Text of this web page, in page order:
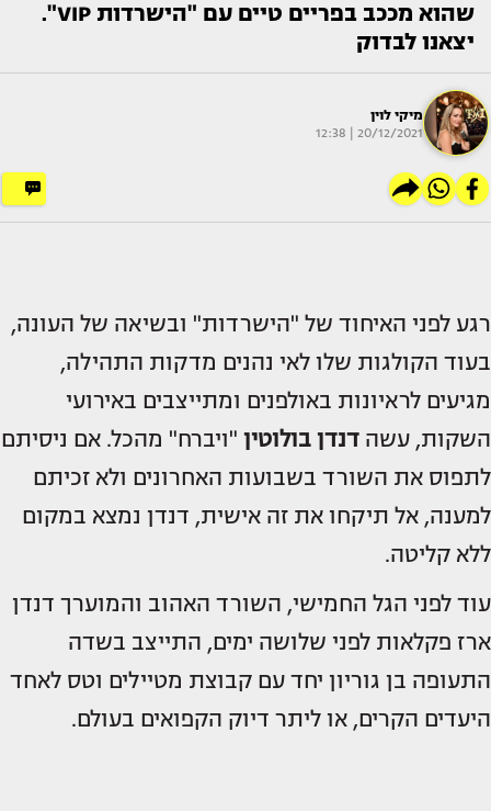
שהוא מככב בפריים טיים עם "הישרדות VIP".
יצאנו לבדוק
מיקי לוין
20/12/2021 | 12:38
רגע לפני האיחוד של "הישרדות" ובשיאה של העונה,
בעוד הקולגות שלו לאי נהנים מדקות התהילה,
מגיעים לראיונות באולפנים ומתייצבים באירועי
השקות, עשה דנדן בולוטין "ויברח" מהכל. אם ניסיתם
לתפוס את השורד בשבועות האחרונים ולא זכיתם
למענה, אל תיקחו את זה אישית, דנדן נמצא במקום
ללא קליטה.
עוד לפני הגל החמישי, השורד האהוב והמוערך דנדן
ארז פקלאות לפני שלושה ימים, התייצב בשדה
התעופה בן גוריון יחד עם קבוצת מטיילים וטס לאחד
היעדים הקרים, או ליתר דיוק הקפואים בעולם.